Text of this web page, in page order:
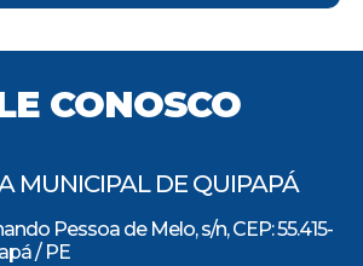
CONOSCO
MUNICIPAL DE QUIPAPÁ
Pessoa de Melo, s/n, CEP: 55.415-
/ PE